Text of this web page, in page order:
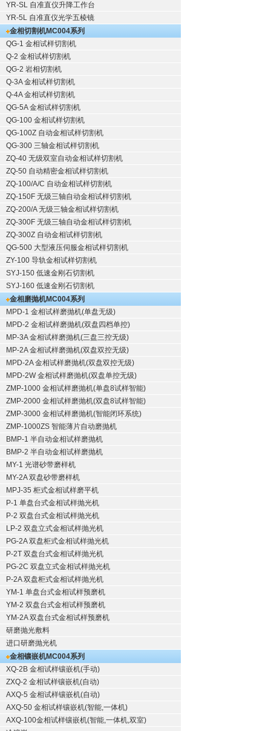
YR-SL 自准直仪升降工作台
YR-5L 自准直仪光学五棱镜
金相切割机MC004系列
QG-1 金相试样切割机
Q-2 金相试样切割机
QG-2 岩相切割机
Q-3A 金相试样切割机
Q-4A 金相试样切割机
QG-5A 金相试样切割机
QG-100 金相试样切割机
QG-100Z 自动金相试样切割机
QG-300 三轴金相试样切割机
ZQ-40 无级双室自动金相试样切割机
ZQ-50 自动精密金相试样切割机
ZQ-100/A/C 自动金相试样切割机
ZQ-150F 无级三轴自动金相试样切割机
ZQ-200/A 无级三轴金相试样切割机
ZQ-300F 无级三轴自动金相试样切割机
ZQ-300Z 自动金相试样切割机
QG-500 大型液压伺服金相试样切割机
ZY-100 导轨金相试样切割机
SYJ-150 低速金刚石切割机
SYJ-160 低速金刚石切割机
金相磨抛机MC004系列
MPD-1 金相试样磨抛机(单盘无级)
MPD-2 金相试样磨抛机(双盘四档单控)
MP-3A 金相试样磨抛机(三盘三控无级)
MP-2A 金相试样磨抛机(双盘双控无级)
MPD-2A 金相试样磨抛机(双盘双控无级)
MPD-2W 金相试样磨抛机(双盘单控无级)
ZMP-1000 金相试样磨抛机(单盘8试样智能)
ZMP-2000 金相试样磨抛机(双盘8试样智能)
ZMP-3000 金相试样磨抛机(智能闭环系统)
ZMP-1000ZS 智能薄片自动磨抛机
BMP-1 半自动金相试样磨抛机
BMP-2 半自动金相试样磨抛机
MY-1 光谱砂带磨样机
MY-2A 双盘砂带磨样机
MPJ-35 柜式金相试样磨平机
P-1 单盘台式金相试样抛光机
P-2 双盘台式金相试样抛光机
LP-2 双盘立式金相试样抛光机
PG-2A 双盘柜式金相试样抛光机
P-2T 双盘台式金相试样抛光机
PG-2C 双盘立式金相试样抛光机
P-2A 双盘柜式金相试样抛光机
YM-1 单盘台式金相试样预磨机
YM-2 双盘台式金相试样预磨机
YM-2A 双盘台式金相试样预磨机
研磨抛光敷料
进口研磨抛光机
金相镶嵌机MC004系列
XQ-2B 金相试样镶嵌机(手动)
ZXQ-2 金相试样镶嵌机(自动)
AXQ-5 金相试样镶嵌机(自动)
AXQ-50 金相试样镶嵌机(智能,一体机)
AXQ-100金相试样镶嵌机(智能,一体机,双室)